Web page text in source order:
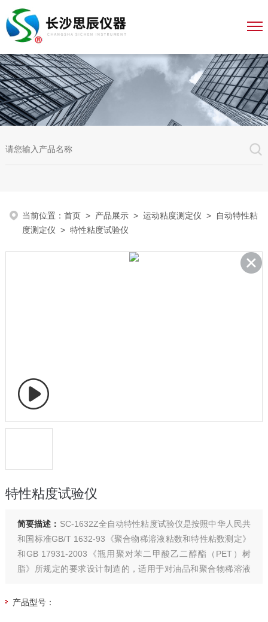
当前位置：首页 > 产品展示 >运动粘度测定仪 > 自动特性粘
度测定仪 > 特性粘度试验仪
特性粘度试验仪
简要描述： SC-1632Z全自动特性粘度试验仪是按照中华人民共
和国标准GB/T 1632-93《聚合物稀溶液粘数和特性粘数测定》
和GB 17931-2003《瓶用聚对苯二甲酸乙二醇酯（PET）树
脂》所规定的要求设计制造的，适用于对油品和聚合物稀溶液
产品型号：